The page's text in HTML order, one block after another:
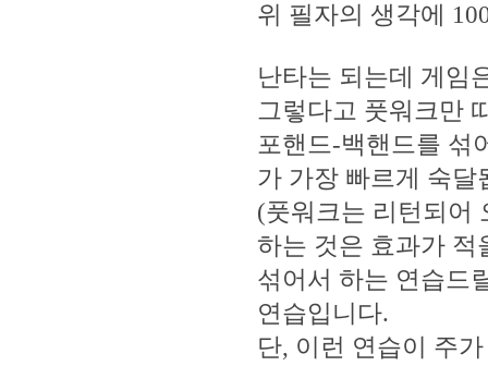
위 필자의 생각에
난타는 되는데 게임
그렇다고 풋워크만
포핸드-백핸드를 섞
가 가장 빠르게 숙달
(풋워크는 리턴되어
하는 것은 효과가 적
섞어서 하는 연습드
연습입니다.
단, 이런 연습이 주